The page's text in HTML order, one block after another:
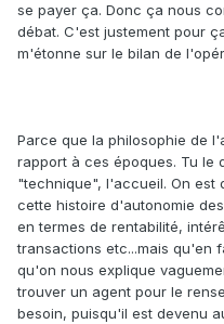
se payer ça. Donc ça nous
débat. C'est justement pour
m'étonne sur le bilan de
Parce que la philosophie de
rapport à ces époques. Tu le
"technique", l'accueil. On est
cette histoire d'autonomie
en termes de rentabilité,
transactions etc...mais qu'en
qu'on nous explique
trouver un agent pour le
besoin, puisqu'il est devenu